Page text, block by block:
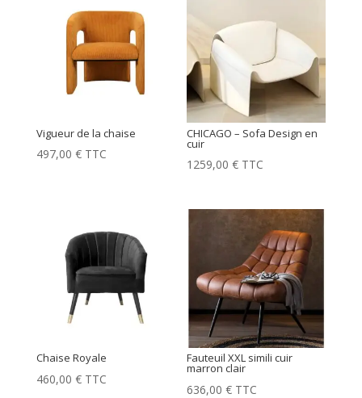
Vigueur de la chaise
497,00 € TTC
CHICAGO – Sofa Design en
cuir
1259,00€ TTC
Chaise Royale
460,00 € TTC
Fauteuil XXL simili cuir
marron clair
636,00€ TTC